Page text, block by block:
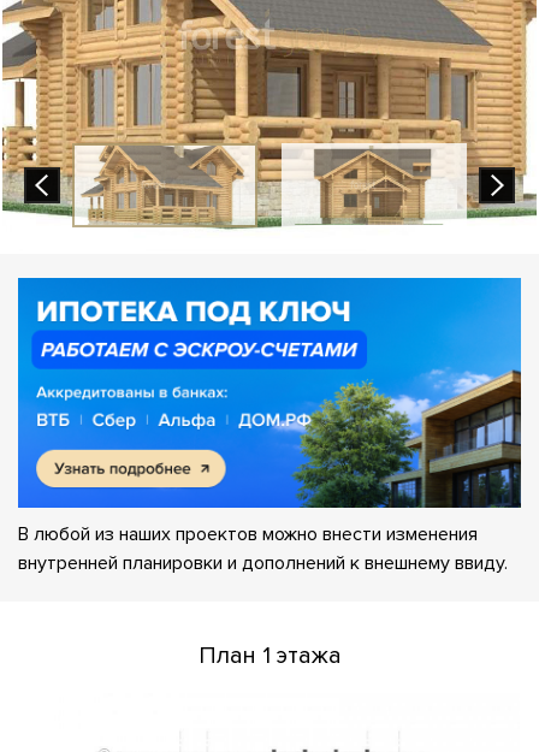
В любой из наших проектов можно внести изменения
внутренней планировки и дополнений к внешнему ввиду.
План 1 этажа